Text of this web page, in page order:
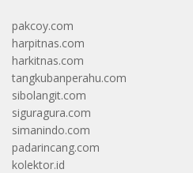
pakcoy.com
harpitnas.com
harkitnas.com
tangkubanperahu.com
sibolangit.com
siguragura.com
simanindo.com
padarincang.com
kolektor.id